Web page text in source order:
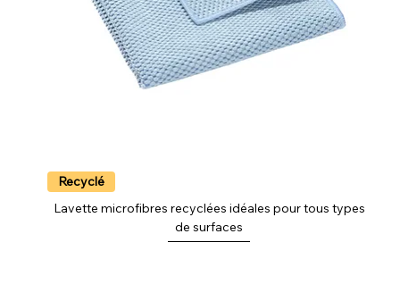
Recyclé
Lavette microfibres recyclées idéales pour tous types
de surfaces